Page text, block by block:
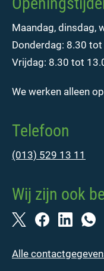
Maandag, dinsdag,
Donderdag: 8.30
Vrijdag: 8.30 tot
We werken alleen op
Telefoon
(013) 529 13 11
Wij zijn ook
Alle